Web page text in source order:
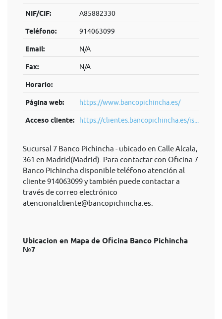
NIF/CIF: A85882330
Teléfono: 914063099
Email: N/A
Fax: N/A
Horario:
Página web: https://www.bancopichincha.es/
Acceso cliente: https://clientes.bancopichincha.es/is...
Sucursal 7 Banco Pichincha - ubicado en Calle Alcala,
361 en Madrid(Madrid). Para contactar con Oficina 7
Banco Pichincha disponible teléfono atención al
cliente 914063099 y también puede contactar a
través de correo electrónico
atencionalcliente@bancopichincha.es
Ubicacion en Mapa de Oficina Banco Pichincha
№7